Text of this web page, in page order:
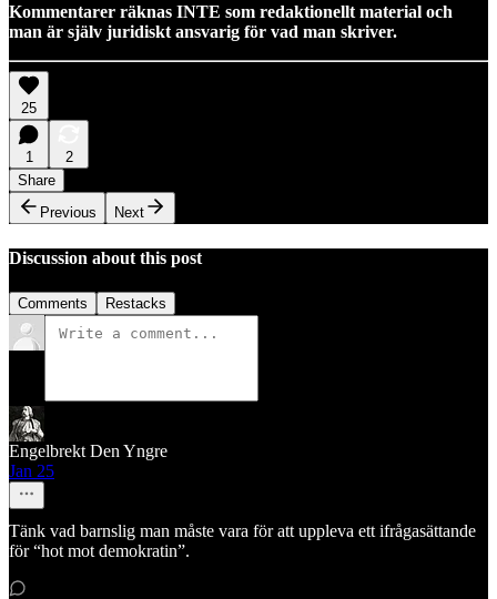
Kommentarer räknas INTE som redaktionellt material och
man är själv juridiskt ansvarig för vad man skriver.
25
1
2
Share
Previous
Next
Discussion about this post
Comments Restacks
Engelbrekt Den Yngre
Jan 25
Tänk vad barnslig man måste vara för att uppleva ett ifrågasättande
för “hot mot demokratin”.